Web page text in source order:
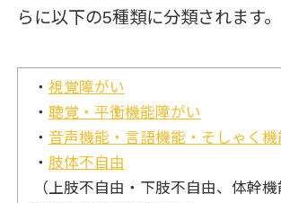
らに以下の5種類に分類されます。
・ 視覚障がい
・ 聴覚・平衡機能障がい
・ 音声機能・言語機能・そしゃく機
・ 肢体不自由
（上肢不自由・下肢不自由、体幹機